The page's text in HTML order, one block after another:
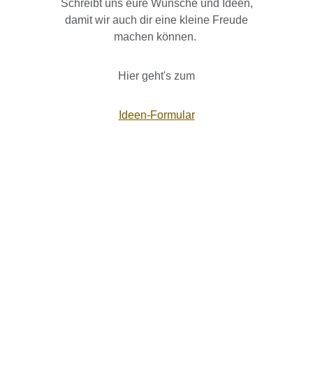
Schreibt uns eure Wünsche und Ideen,
damit wir auch dir eine kleine Freude
machen können.
Hier geht's zum
Ideen-Formular